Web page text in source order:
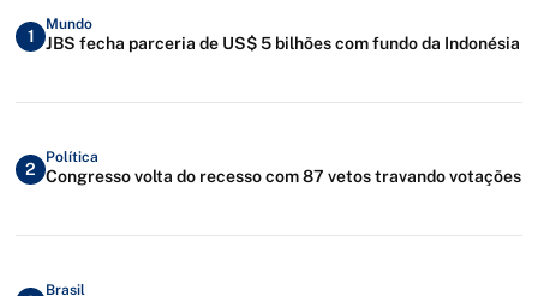
1
Mundo
JBS fecha parceria de US$ 5 bilhões com fundo da Indonésia
2
Política
Congresso volta do recesso com 87 vetos travando votações
Brasil